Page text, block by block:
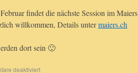
findet die nächste Session im
willkommen, Details untermaiers.ch
dort sein 🙂
deaktiviert